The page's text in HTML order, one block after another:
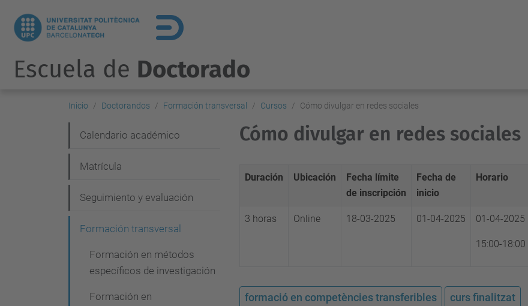
Escuela de Doctorado
Inicio Doctorandos Formación transversal Cursos Cómo divulgar en redes sociales
Cómo divulgar en redes sociales
Duración Ubicación
Fecha límite
de inscripción
Fecha de
inicio
Horario
3 horas Online 18-03-2025 01-04-2025 01-04-2025
15:00-18:00
formació en competències transferibles curs finalitzat
a
v
g
Calendario académico
Matrícula
Seguimiento y evaluación
Formación transversal
Formación en métodos
específicos de investigación
Formación en